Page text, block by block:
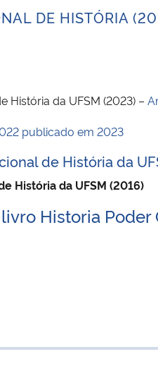
DE HISTÓRIA
História da UFSM (2023) –
publicado em 2023
de História da
História da UFSM (2016)
livro Historia Poder